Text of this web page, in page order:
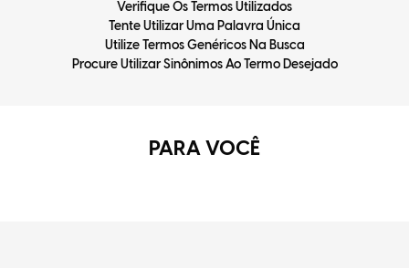
Verifique Os Termos Utilizados
Tente Utilizar Uma Palavra Única
Utilize Termos Genéricos Na Busca
Procure Utilizar Sinônimos Ao Termo Desejado
PARA VOCÊ